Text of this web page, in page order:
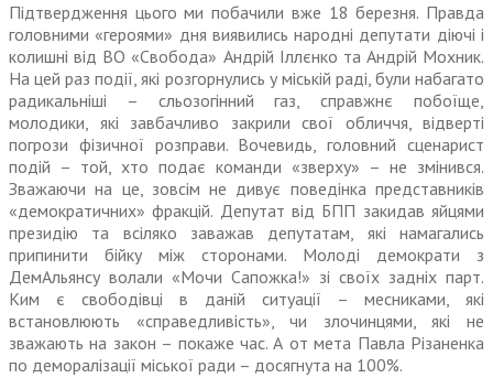
Підтвердження цього ми поба­чили вже 18 березня. Правда
голо­вними «героями» дня виявились народні депутати діючі і
колишні від ВО «Свобода» Андрій Іллєнко та Андрій Мохник.
На цей раз події, які розгорнулись у міській раді, були набагато
радикальніші – сльозогінний газ, справжнє побо­їще,
молодики, які завбачливо закрили свої обличчя, відверті
погрози фізичної розправи. Вочевидь, головний сценарист
подій – той, хто подає команди «зверху» – не змінився.
Зважаючи на це, зовсім не дивує поведінка представників
«демократичних» фракцій. Депутат від БПП закидав яйцями
президію та всіляко зава­жав депутатам, які намагались
припинити бійку між сторонами. Молоді демократи з
ДемАльянсу волали «Мочи Сапожка!» зі своїх задніх парт.
Ким є свободівці в даній ситуації – месниками, які
встановлюють «справедливість», чи злочинцями, які не
зважають на закон – покаже час. А от мета Павла Різаненка
по деморалізації міської ради – досягнута на 100%.